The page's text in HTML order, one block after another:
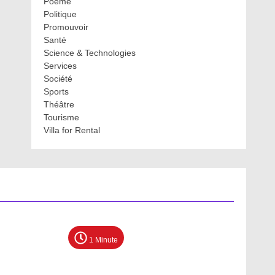
Politique
Promouvoir
Santé
Science & Technologies
Services
Société
Sports
Théâtre
Tourisme
Villa for Rental
1 Minute